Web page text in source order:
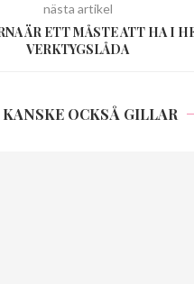
nästa artikel
ÄR ETT MÅSTE ATT HA I
VERKTYGSLÅDA
KANSKE OCKSÅ GILLAR